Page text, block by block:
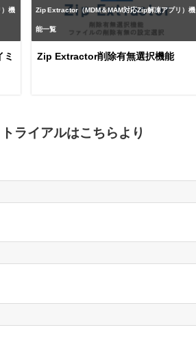
）機 Zip Extractor（MDM＆MAM対応Zip解凍アプリ）機
能一覧
Zip Extractor削除有無選択機能
ライアルはこちらより